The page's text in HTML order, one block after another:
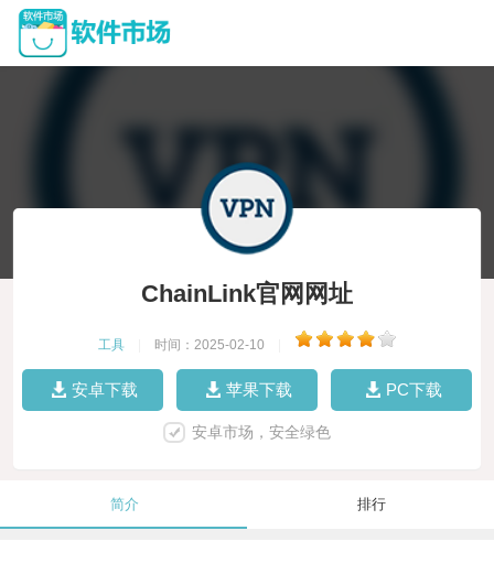
ChainLink官网网址
工具 时间：2025-02-10
安卓下载 苹果下载 PC下载
安卓市场，安全绿色
简介 排行